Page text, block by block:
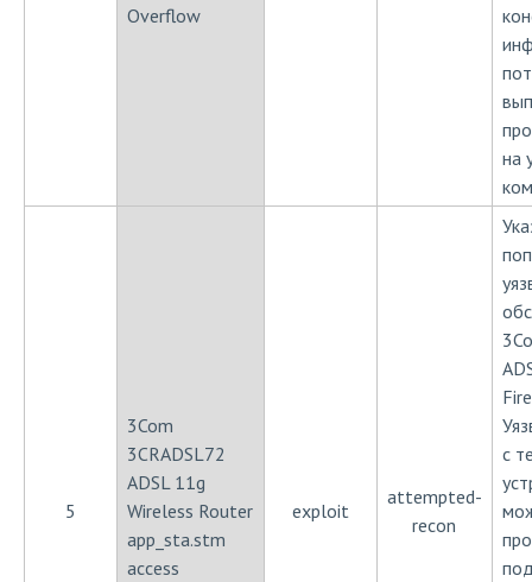
Overflow
на
5
3Com
3CRADSL72
ADSL 11g
Wireless Router
app_sta.stm
access
exploit
attempted-
recon
с